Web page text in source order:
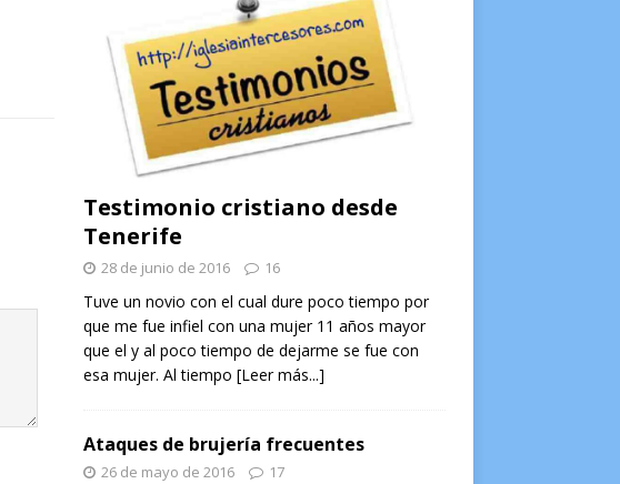
Testimonio cristiano desde
Tenerife
28 de junio de 2016 16
Tuve un novio con el cual dure poco tiempo por
que me fue infiel con una mujer 11 años mayor
que el y al poco tiempo de dejarme se fue con
esa mujer. Al tiempo [Leer más...]
Ataques de brujería frecuentes
26 de mayo de 2016 17